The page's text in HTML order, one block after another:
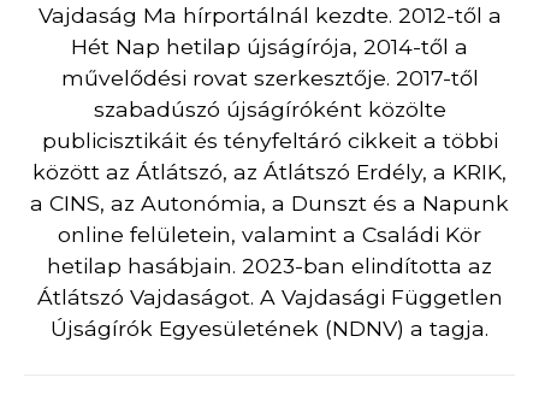
Vajdaság Ma hírportálnál kezdte. 2012-től a
Hét Nap hetilap újságírója, 2014-től a
művelődési rovat szerkesztője. 2017-től
szabadúszó újságíróként közölte
publicisztikáit és tényfeltáró cikkeit a többi
között az Átlátszó, az Átlátszó Erdély, a KRIK,
a CINS, az Autonómia, a Dunszt és a Napunk
online felületein, valamint a Családi Kör
hetilap hasábjain. 2023-ban elindította az
Átlátszó Vajdaságot. A Vajdasági Független
Újságírók Egyesületének (NDNV) a tagja.